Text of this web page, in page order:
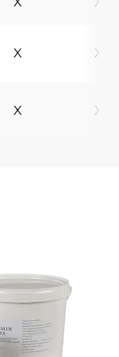
X X
X X
bu
sitenin